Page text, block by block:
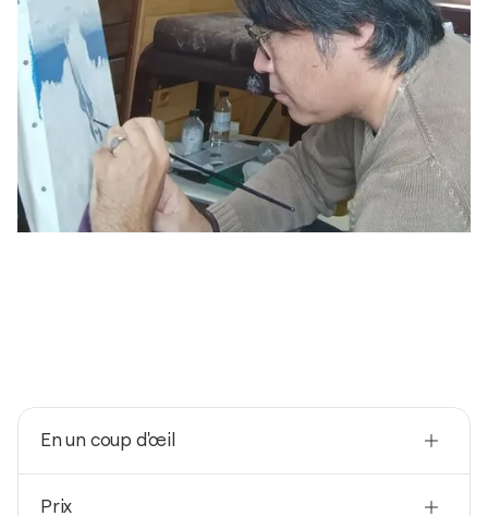
En un coup d'œil
Japon
Prix